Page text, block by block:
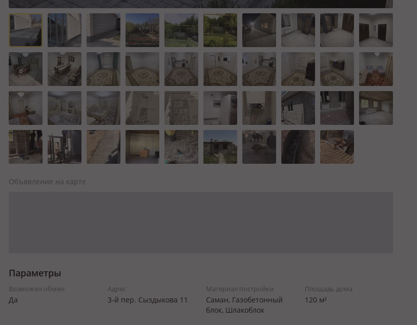
Объявление на карте
Параметры
Возможен обмен
Да
Адрес
3-й пер. Сыздыкова 11
Материал постройки
Саман, Газобетонный
блок, Шлакоблок
Площадь дома
120 м²